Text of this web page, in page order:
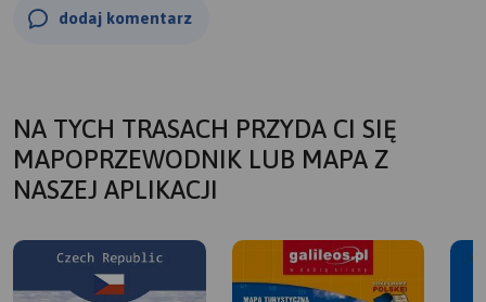
dodaj komentarz
NA TYCH TRASACH PRZYDA CI SIĘ
MAPOPRZEWODNIK LUB MAPA Z
NASZEJ APLIKACJI